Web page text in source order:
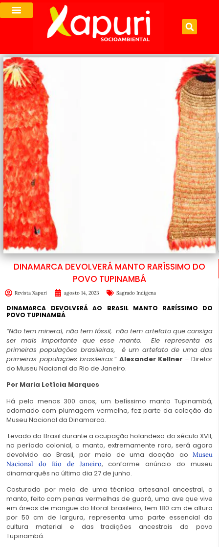
DINAMARCA DEVOLVERÁ MANTO RARÍSSIMO DO
POVO TUPINAMBÁ
Revista Xapuri agosto 14, 2023 Sagrado Indígena
DINAMARCA DEVOLVERÁ AO BRASIL MANTO RARÍSSIMO DO
POVO TUPINAMBÁ
“Não tem mineral, não tem fóssil,não tem artefato que consiga
ser mais importante que esse manto.
Ele representa as
primeiras populações brasileiras, é um artefato de uma das
primeiras populações brasileiras.” Alexander Kellner – Diretor
do Museu Nacional do Rio de Janeiro.
Por Maria Letícia Marques
Há pelo menos 300 anos, um belíssimo manto Tupinambá,
adornado com plumagem vermelha, fez parte da coleção do
Museu Nacional da Dinamarca.
Levado do Brasil durante a ocupação holandesa do século XVII,
no período colonial, o manto, extremamente raro, será agora
devolvido ao Brasil, por meio de uma doação ao Museu
Nacional do Rio de Janeiro, conforme anúncio do museu
dinamarquês no último dia 27 de junho.
Costurado por meio de uma técnica artesanal ancestral, o
manto, feito com penas vermelhas de guará, uma ave que vive
em áreas de mangue do litoral brasileiro, tem 180 cm de altura
por 50 cm de largura, representa uma parte essencial da
cultura material e das tradições ancestrais do povo
Tupinambá.